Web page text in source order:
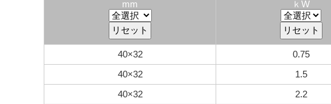
mm
ｋW
40×32 0.75
40×32
1.5
40×32
2.2